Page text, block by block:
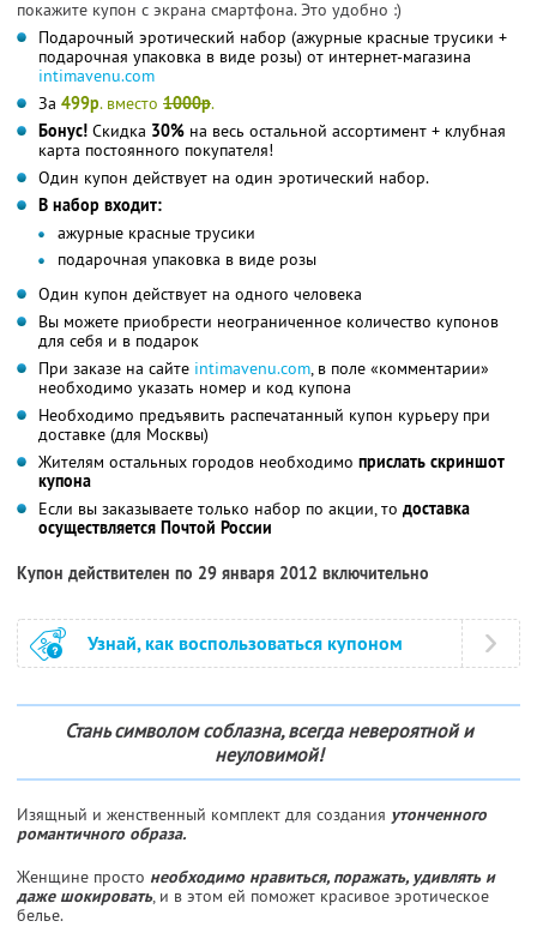
покажите купон с экрана смартфона. Это удобно :)
Подарочный эротический набор (ажурные красные трусики +
подарочная упаковка в виде розы) от интернет-магазина
intimavenu.com
За 499р. вместо 1000р.
Бонус! Скидка 30% на весь остальной ассортимент + клубная
карта постоянного покупателя!
Один купон действует на один эротический набор.
В набор входит:
ажурные красные трусики
подарочная упаковка в виде розы
Один купон действует на одного человека
Вы можете приобрести неограниченное количество купонов
для себя и в подарок
При заказе на сайте intimavenu.com, в поле «комментарии»
необходимо указать номер и код купона
Необходимо предъявить распечатанный купон курьеру при
доставке (для Москвы)
Жителям остальных городов необходимо прислать скриншот
купона
Если вы заказываете только набор по акции, то доставка
осуществляется Почтой России
Купон действителен по 29 января 2012 включительно
Узнай, как воспользоваться купоном
Стань символом соблазна, всегда невероятной и
неуловимой!
Изящный и женственный комплект для создания утонченного
романтичного образа.
Женщине просто необходимо нравиться, поражать, удивлять и
даже шокировать, и в этом ей поможет красивое эротическое
белье.